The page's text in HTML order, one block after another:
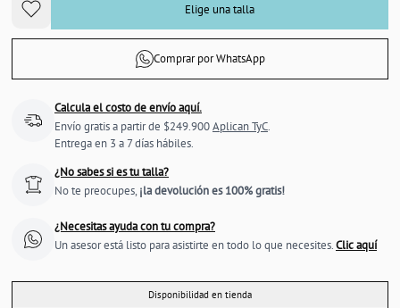
Elige una talla
Comprar por WhatsApp
Calcula el costo de envío aquí.
Envío gratis a partir de $249.900Aplican TyC.
Entrega en 3 a 7 días hábiles.
¿No sabes si es tu talla?
No te preocupes, ¡la devolución es 100% gratis!
¿Necesitas ayuda con tu compra?
Un asesor está listo para asistirte en todo lo que necesites.Clic aquí
Disponibilidad en tienda